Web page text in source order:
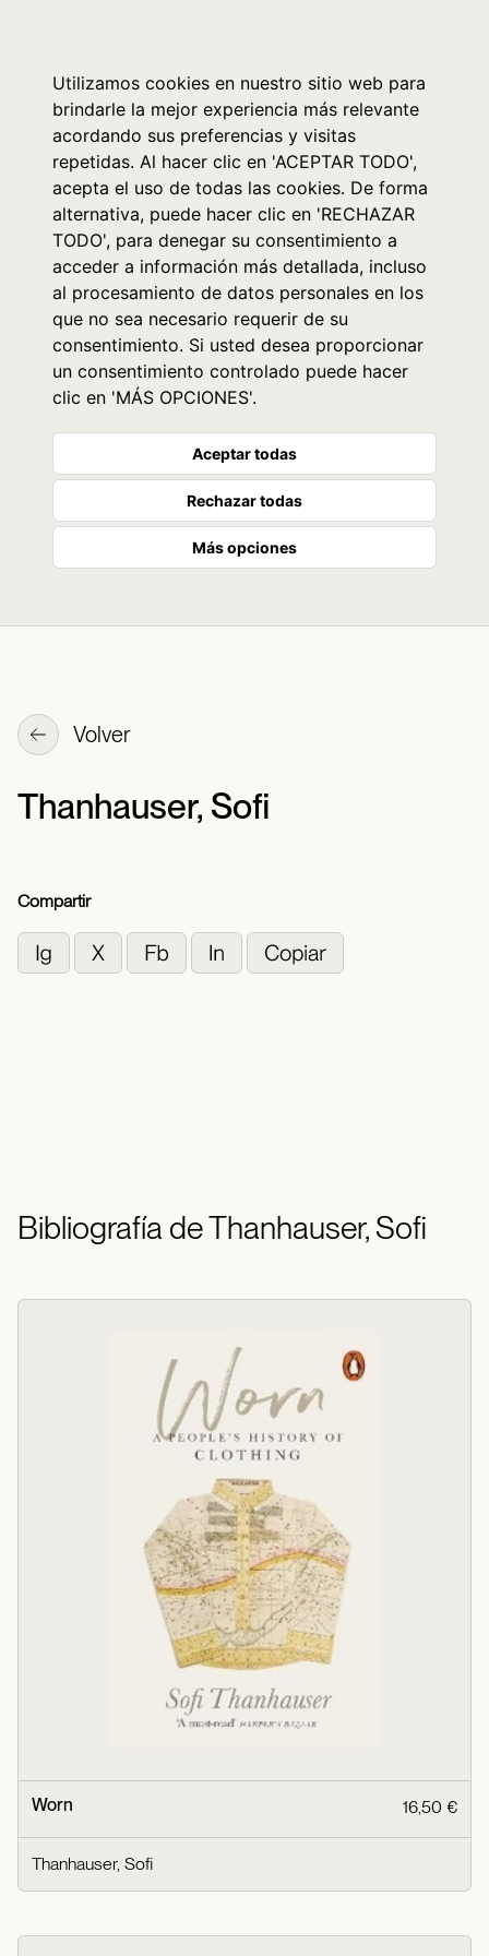
Utilizamos cookies en nuestro sitio web para
brindarle la mejor experiencia más relevante
acordando sus preferencias y visitas
repetidas. Al hacer clic en 'ACEPTAR TODO',
acepta el uso de todas las cookies. De forma
alternativa, puede hacer clic en 'RECHAZAR
TODO', para denegar su consentimiento a
acceder a información más detallada, incluso
al procesamiento de datos personales en los
que no sea necesario requerir de su
consentimiento. Si usted desea proporcionar
un consentimiento controlado puede hacer
clic en 'MÁS OPCIONES'.
Aceptar todas
Rechazar todas
Más opciones
Volver
Thanhauser, Sofi
Compartir
Bibliografía de Thanhauser, Sofi
Worn 16,50 €
Thanhauser, Sofi